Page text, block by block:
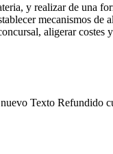
y realizar de una
mecanismos de
aligerar costes
Texto Refundido